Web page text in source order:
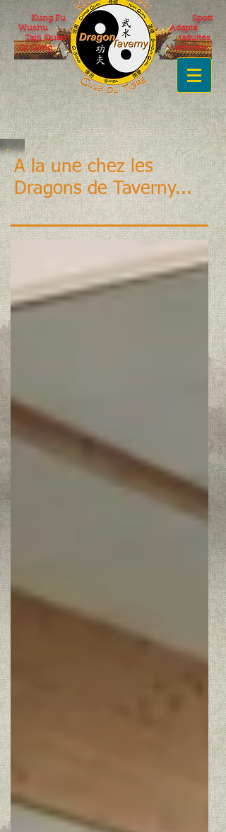
Kung Fu
Wushu
Taiji Quan-
Qi Gong
Sport
Adapté
(adultes,
séniors)
A la une chez les
Dragons de Taverny...